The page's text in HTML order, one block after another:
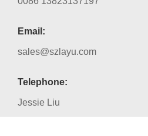
Email:
sales@szlayu.com
Telephone:
Jessie Liu